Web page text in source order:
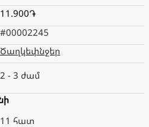
11.900֏
#00002245
Ծաղկեփնջեր
2 - 3 ժամ
11 հատ